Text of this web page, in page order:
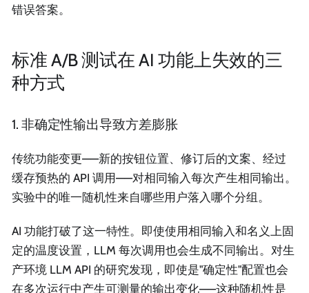
错误答案。
标准 A/B 测试在 AI 功能上失效的三
种方式
1. 非确定性输出导致方差膨胀
传统功能变更——新的按钮位置、修订后的文案、经过
缓存预热的 API 调用——对相同输入每次产生相同输出。
实验中的唯一随机性来自哪些用户落入哪个分组。
AI 功能打破了这一特性。即使使用相同输入和名义上固
定的温度设置，LLM 每次调用也会生成不同输出。对生
产环境 LLM API 的研究发现，即使是"确定性"配置也会
在多次运行中产生可测量的输出变化——这种随机性是